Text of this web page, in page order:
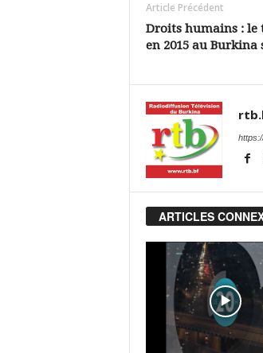
Article Précédent
Droits humains : le
en 2015 au Burkina
ARTICLES